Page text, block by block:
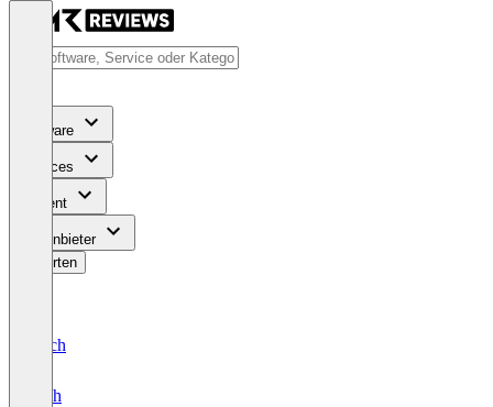
Software
Services
Content
Für Anbieter
Bewerten
Deutsch
English